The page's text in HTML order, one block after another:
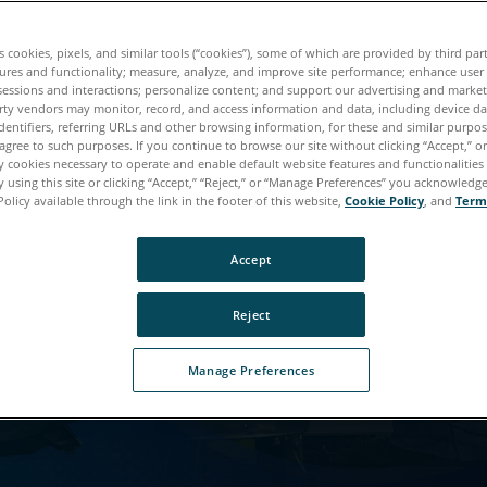
Download ist fast
auf diesen Inhalt zugreifen können, benötigen wir
Informationen von Ihnen.
cookies, pixels, and similar tools (“cookies”), some of which are provided by third
and functionality; measure, analyze, and improve site performance; enhance user
and interactions; personalize content; and support our advertising and
vendors may monitor, record, and access information and data, including device
referring URLs and other browsing information, for these and similar
to such purposes. If you continue to browse our site without clicking “Accept,”
cookies necessary to operate and enable default website features and
using this site or clicking “Accept,” “Reject,” or “Manage Preferences” you
available through the link in the footer of this website, Cookie Policy, and
Manage Preferences
Reject
Accept